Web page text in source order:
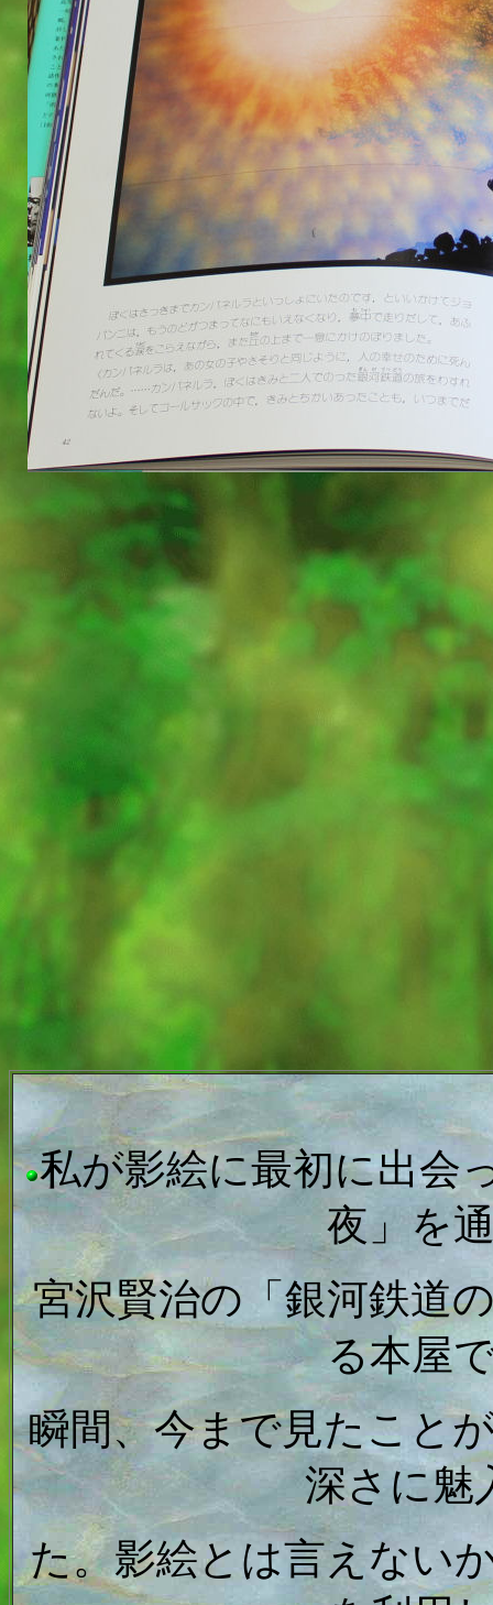
私が影絵に最初に出会
夜」を
宮沢賢治の「銀河鉄道
る本屋
瞬間、今まで見たこと
深さに魅
た。影絵とは言えない